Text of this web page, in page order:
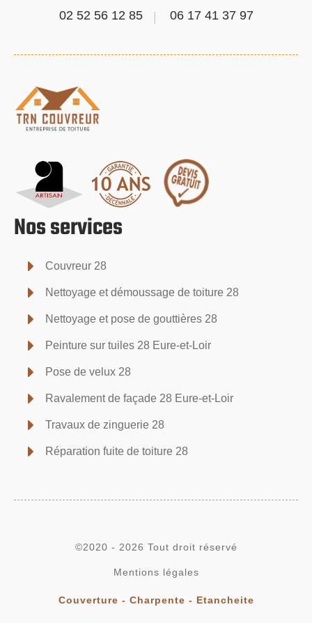
02 52 56 12 85
06 17 41 37 97
Nos services
Couvreur 28
Nettoyage et démoussage de toiture 28
Nettoyage et pose de gouttières 28
Peinture sur tuiles 28 Eure-et-Loir
Pose de velux 28
Ravalement de façade 28 Eure-et-Loir
Travaux de zinguerie 28
Réparation fuite de toiture 28
©2020 - 2026 Tout droit réservé
Mentions légales
Couverture - Charpente - Etancheite